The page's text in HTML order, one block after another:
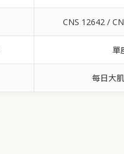
CNS 12642 /
單
每日大